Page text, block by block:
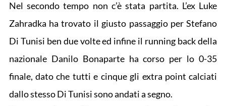
Nel secondo tempo non c’è stata partita. L’ex Luke
Zahradka ha trovato il giusto passaggio per Stefano
Di Tunisi ben due volte ed infine il running back della
nazionale Danilo Bonaparte ha corso per lo 0-35
finale, dato che tutti e cinque gli extra point calciati
dallo stesso Di Tunisi sono andati a segno.